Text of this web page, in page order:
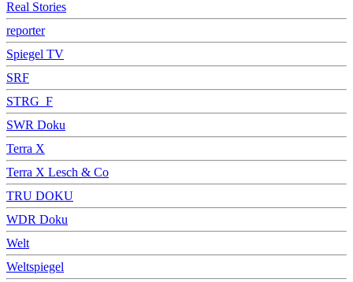
Real Stories
reporter
Spiegel TV
SRF
STRG_F
SWR Doku
Terra X
Terra X Lesch & Co
TRU DOKU
WDR Doku
Welt
Weltspiegel